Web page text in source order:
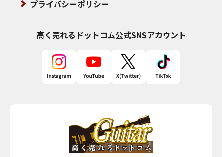
プライバシーポリシー
高く売れるドットコム公式SNSアカウント